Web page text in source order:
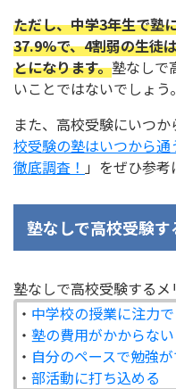
ただし、中学3年生で塾
37.9%で、4割弱の生徒
とになります。塾なしで
いことではないでしょう。
また、高校受験にいつ
校受験の塾はいつから
徹底調査！ 」をぜひ参考
塾なしで高校受験す
塾なしで高校受験するメ
・ 中学校の授業に注力
・ 塾の費用がかからない
・ 自分のペースで勉強
・ 部活動に打ち込める